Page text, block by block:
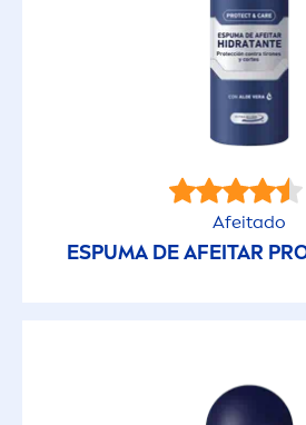
Afeitado
ESPUMA DE AFEITAR